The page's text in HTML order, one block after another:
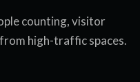
counting, visitor
high-traffic spaces.